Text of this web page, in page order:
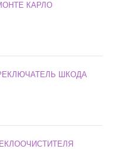
КАРЛО
ШКОДА